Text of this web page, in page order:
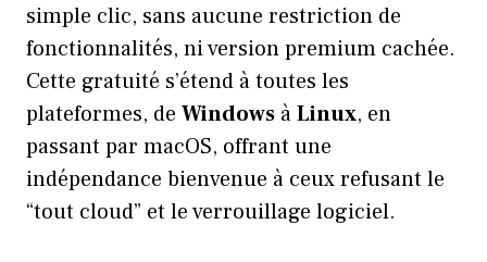
simple clic, sans aucune restriction de
fonctionnalités, ni version premium cachée.
Cette gratuité s’étend à toutes les
plateformes, de Windows àLinux, en
passant par macOS, offrant une
indépendance bienvenue à ceux refusant le
“tout cloud” et le verrouillage logiciel.